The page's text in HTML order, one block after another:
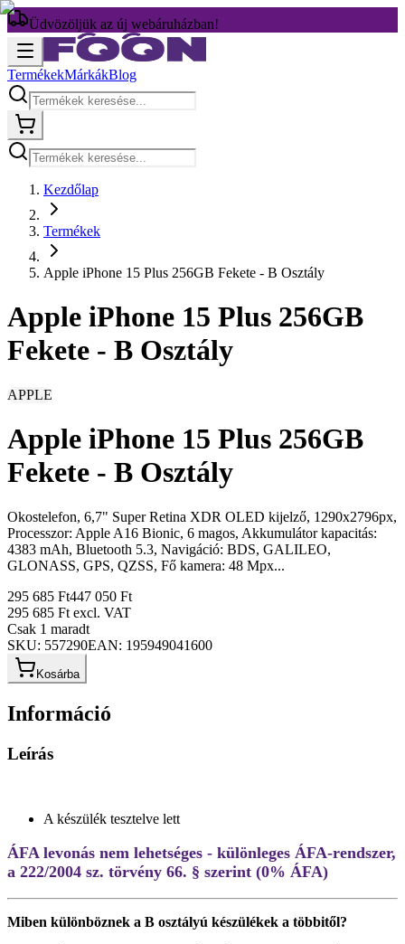
Üdvözöljük az új webáruházban!
TermékekMárkákBlog
Kezdőlap
Termékek
Apple iPhone 15 Plus 256GB Fekete - B Osztály
Apple iPhone 15 Plus 256GB
Fekete - B Osztály
APPLE
Apple iPhone 15 Plus 256GB
Fekete - B Osztály
Okostelefon, 6,7" Super Retina XDR OLED kijelző, 1290x2796px,
Processzor: Apple A16 Bionic, 6 magos, Akkumulátor kapacitás:
4383 mAh, Bluetooth 5.3, Navigáció: BDS, GALILEO,
GLONASS, GPS, QZSS, Fő kamera: 48 Mpx...
295 685 Ft447 050 Ft
295 685 Ft excl. VAT
Csak 1 maradt
SKU: 557290EAN: 195949041600
Kosárba
Információ
Leírás
A készülék tesztelve lett
ÁFA levonás nem lehetséges - különleges ÁFA-rendszer,
a 222/2004 sz. törvény 66. § szerint (0% ÁFA)
Miben különböznek a B osztályú készülékek a többitől?